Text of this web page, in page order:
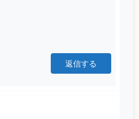
返信する